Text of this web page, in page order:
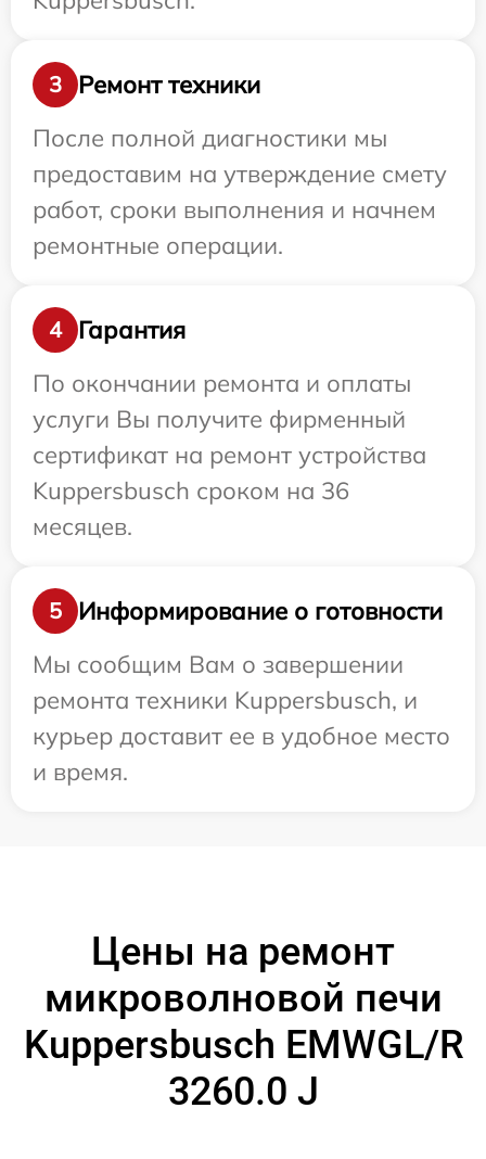
3
Ремонт техники
После полной диагностики мы
предоставим на утверждение смету
работ, сроки выполнения и начнем
ремонтные операции.
4
Гарантия
По окончании ремонта и оплаты
услуги Вы получите фирменный
сертификат на ремонт устройства
Kuppersbusch сроком на 36
месяцев.
5
Информирование о готовности
Мы сообщим Вам о завершении
ремонта техники Kuppersbusch, и
курьер доставит ее в удобное место
и время.
Цены на ремонт
микроволновой печи
Kuppersbusch EMWGL/R
3260.0 J